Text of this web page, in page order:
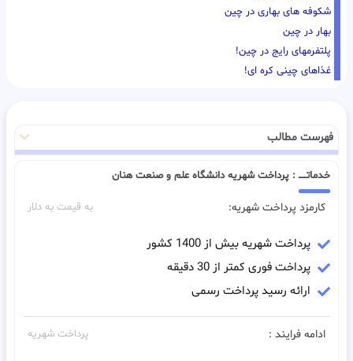
شکوفه های بهاری در چین
بهار در چین
پلتفرمهای رایج در چین!
غذاهای چینی کره ای!
فهرست مطالب
خدماتـــــ : پرداخت شهریه دانشگاه علم و صنعت هنان
کارمزد پرداخت شهریه: به قیمت به دلار
پرداخت شهریه بیش از 1400 کشور
پرداخت فوری کمتر از 30 دقیقه
ارائه رسید پرداخت رسمی
ادامه فرایند : پرداخت شهریه